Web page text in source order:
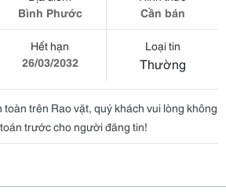
Bình Phước
Cần bán
Hết hạn
26/03/2032
Loại tin
Thường
trên Rao vặt, quý khách vui lòng không
trước cho người đăng tin!